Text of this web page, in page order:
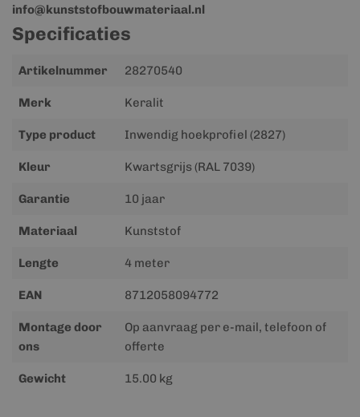
info@kunststofbouwmateriaal.nl
Specificaties
Meer
Artikelnummer 28270540
Merk Keralit
Type product Inwendig hoekprofiel (2827)
Kleur Kwartsgrijs (RAL 7039)
Garantie 10 jaar
Materiaal Kunststof
Lengte 4 meter
EAN 8712058094772
Montage door
ons
Op aanvraag per e-mail, telefoon of
offerte
Gewicht 15.00 kg